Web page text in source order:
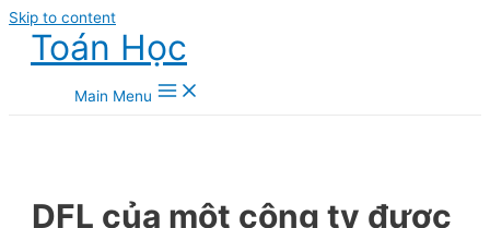
Skip to content
Toán Học
Main Menu
DFL của một công ty được